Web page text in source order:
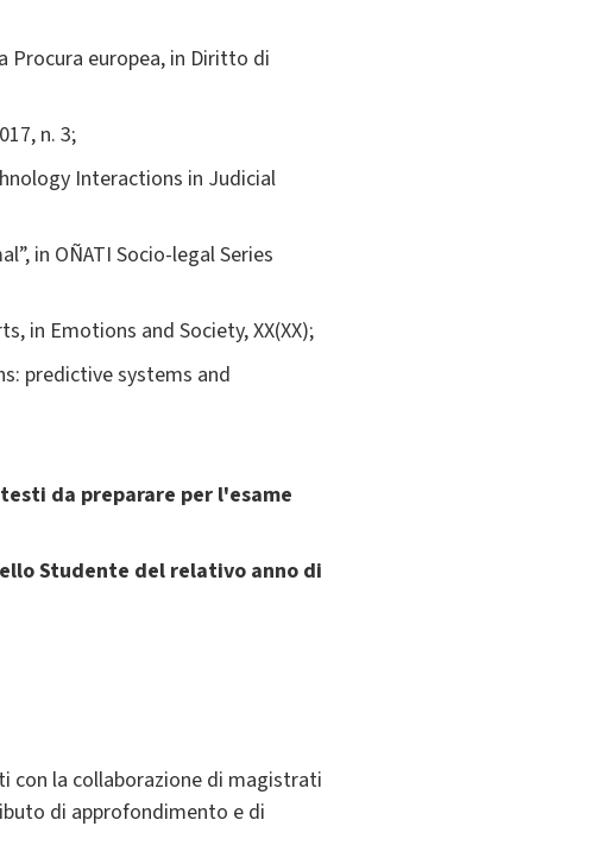
Procura europea, in Diritto di
n. 3;
Interactions in Judicial
in OÑATI Socio-legal Series
in Emotions and Society, XX(XX);
predictive systems and
da preparare per l'esame
Studente del relativo anno di
con la collaborazione di magistrati
di approfondimento e di